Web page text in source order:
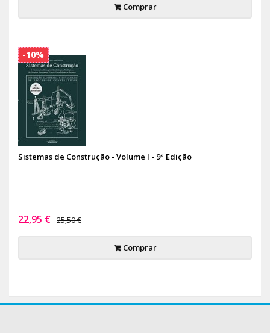
Comprar
Sistemas de Construção - Volume I - 9ª Edição
22,95 € 25,50 €
Comprar
-10%